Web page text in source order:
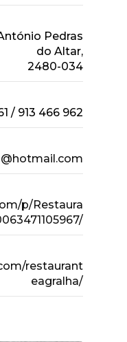
Pedras
do Altar,
2480-034
/ 913 466 962
p/Restaura
restaurant
eagralha/